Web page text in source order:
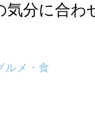
気分に合わ
ルメ・食